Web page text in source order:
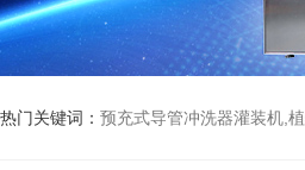
热门关键词： 预充式导管冲洗器灌装机,